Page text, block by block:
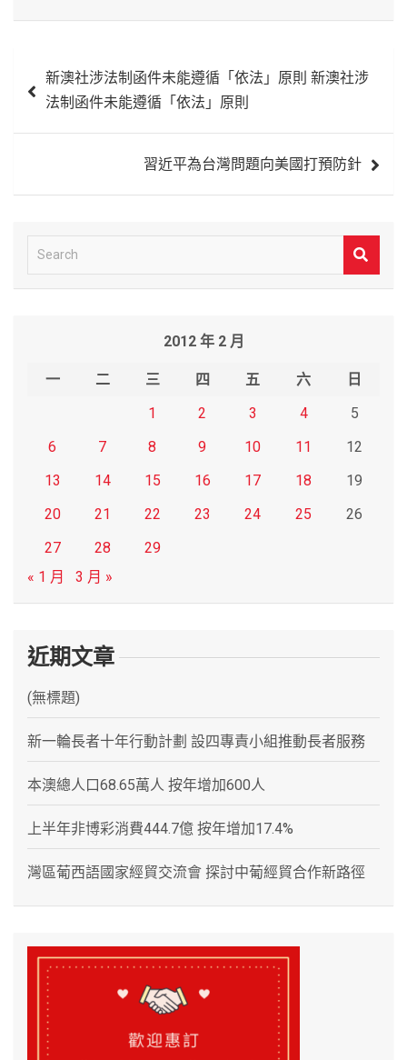
章 新澳社涉法制函件未能遵循「依法」原則 新澳社涉
法制函件未能遵循「依法」原則
習近平為台灣問題向美國打預防針
e
2012 年 2 月
一 二 三 四 五 六
日
1
2 3 4
5
6
7 8 9 10 11
12
13
14 15 16 17 18
19
20
21 22 23 24 25
26
27
28
29
« 1 月
3 月 »
近期文章
(無標題)
新一輪長者十年行動計劃 設四專責小組推動長者服務
本澳總人口68.65萬人 按年增加600人
上半年非博彩消費444.7億 按年增加17.4%
灣區葡西語國家經貿交流會 探討中葡經貿合作新路徑